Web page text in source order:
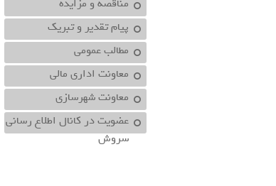
مناقصه و مزایده
پیام تقدیر و تبریک
مطالب عمومی
معاونت اداري مالي
معاونت شهرسازي
عضویت در کانال اطلاع رسانی
سروش